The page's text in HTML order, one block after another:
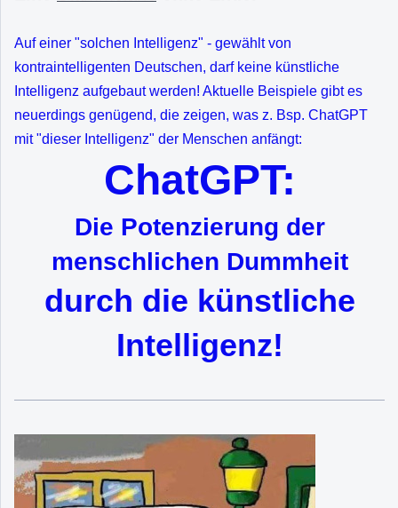
Auf einer "solchen Intelligenz" - gewählt von
kontraintelligenten Deutschen, darf keine künstliche
Intelligenz aufgebaut werden! Aktuelle Beispiele gibt es
neuerdings genügend, die zeigen, was z. Bsp. ChatGPT
mit "dieser Intelligenz" der Menschen anfängt:
ChatGPT:
Die Potenzierung der
menschlichen Dummheit
durch die künstliche
Intelligenz!